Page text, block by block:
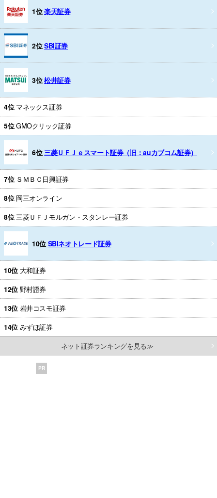
1位楽天証券
2位SBI証券
3位松井証券
4位 マネックス証券
5位GMOクリック証券
6位 三菱ＵＦＪｅスマート証券（旧：auカブコム証券）
7位 ＳＭＢＣ日興証券
8位 岡三オンライン
8位 三菱ＵＦＪモルガン・スタンレー証券
10位 SBIネオトレード証券
10位 大和証券
12位 野村證券
13位 岩井コスモ証券
14位 みずほ証券
ネット証券ランキングを見る≫
PR